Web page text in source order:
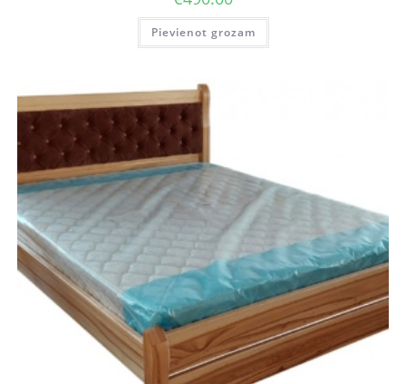
Pievienot grozam